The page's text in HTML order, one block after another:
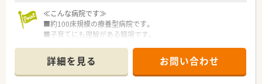
んでいます。
■在宅医療に特化した他店舗の成功事例を共有し、代表直伝の効
率的かつ質の高い在宅ノウハウを自店舗でも再現できるよう準
備しています。
■定期的な勉強会の開催を通じて、小児科領域の最新知識や制度
変更についてスタッフ全員で学び、常に最新の医療情報を提供し
ています。
≪こんな病院です≫
■約100床規模の療養型病院です。
■子育てにも理解がある職場です。
います。
詳細を見る お問い合わせ